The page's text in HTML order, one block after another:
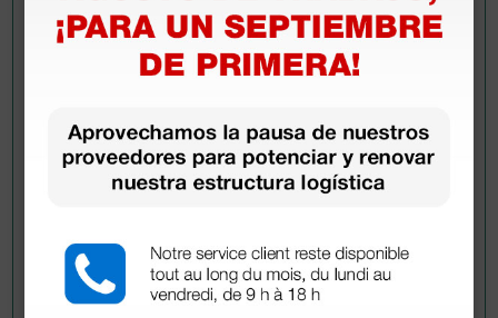
¿Todavía tienes alguna duda? ¿Necesitas más
información?
Envía ahora mismo tu pregunta a los colegas que ya
Envía tu pregunta